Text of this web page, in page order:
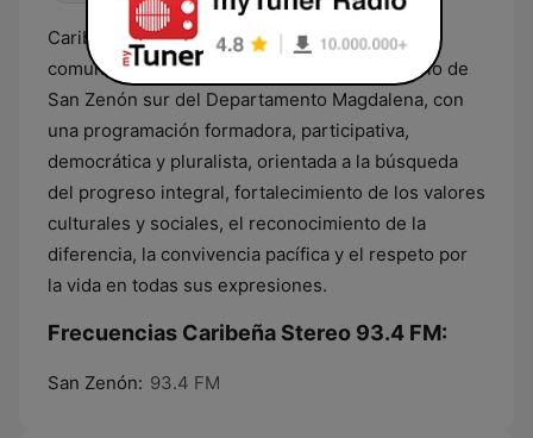
Caribeña Stereo 93.4 FM, emisora radial
comunitaria, emite su señal desde el Municipio de
San Zenón sur del Departamento Magdalena, con
una programación formadora, participativa,
democrática y pluralista, orientada a la búsqueda
del progreso integral, fortalecimiento de los valores
culturales y sociales, el reconocimiento de la
diferencia, la convivencia pacífica y el respeto por
la vida en todas sus expresiones.
Frecuencias Caribeña Stereo 93.4 FM:
San Zenón: 93.4 FM